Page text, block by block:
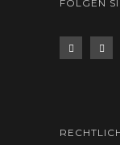
FOLGEN